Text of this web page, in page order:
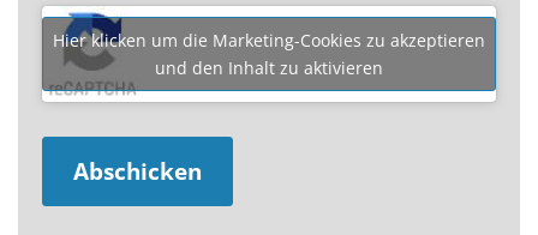
Hier klicken um die Marketing-Cookies zu akzeptieren
und den Inhalt zu aktivieren